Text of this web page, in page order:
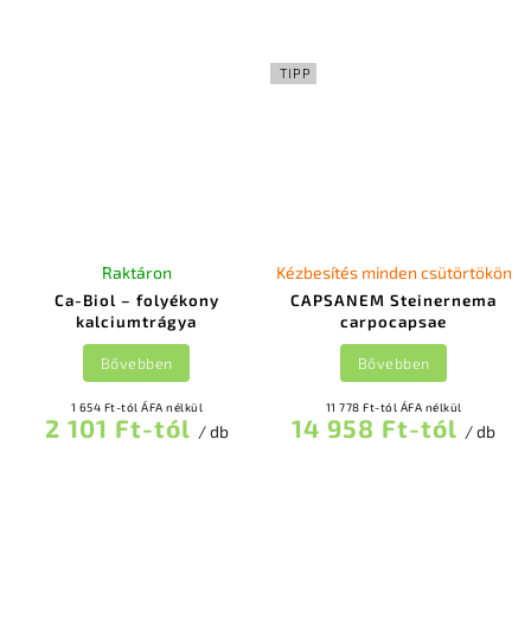
Ca-Biol – folyékony
kalciumtrágya
Raktáron
1 654 Ft-tól ÁFA nélkül
2 101 Ft-tól / db
Bővebben
TIPP
CAPSANEM Steinernema
carpocapsae
Kézbesítés minden csütörtökön
11 778 Ft-tól ÁFA nélkül
14 958 Ft-tól / db
Bővebben